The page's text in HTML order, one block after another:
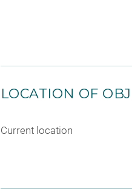
LOCATION OF
Current location